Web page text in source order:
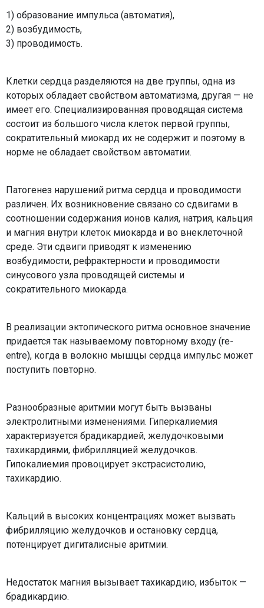
1) образование импульса (автоматия),
2) возбудимость,
3) проводимость.
Клетки сердца разделяются на две группы, одна из
которых обладает свойством автоматизма, другая — не
имеет его. Специализированная проводящая система
состоит из большого числа клеток первой группы,
сократительный миокард их не содержит и поэтому в
норме не обладает свойством автоматии.
Патогенез нарушений ритма сердца и проводимости
различен. Их возникновение связано со сдвигами в
соотношении содержания ионов калия, натрия, кальция
и магния внутри клеток миокарда и во внеклеточной
среде. Эти сдвиги приводят к изменению
возбудимости, рефрактерности и проводимости
синусового узла проводящей системы и
сократительного миокарда.
В реализации эктопического ритма основное значение
придается так называемому повторному входу (re-
entre), когда в волокно мышцы сердца импульс может
поступить повторно.
Разнообразные аритмии могут быть вызваны
электролитными изменениями. Гиперкалиемия
характеризуется брадикардией, желудочковыми
тахикардиями, фибрилляцией желудочков.
Гипокалиемия провоцирует экстрасистолию,
тахикардию.
Кальций в высоких концентрациях может вызвать
фибрилляцию желудочков и остановку сердца,
потенцирует дигиталисные аритмии.
Недостаток магния вызывает тахикардию, избыток —
брадикардию.